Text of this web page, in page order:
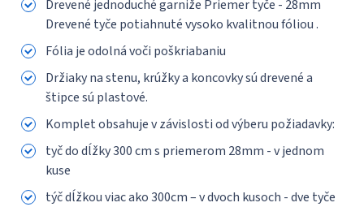
Drevené jednoduché garniže Priemer tyče - 28mm
Drevené tyče potiahnuté vysoko kvalitnou fóliou .
Fólia je odolná voči poškriabaniu
Držiaky na stenu, krúžky a koncovky sú drevené a
štipce sú plastové.
Komplet obsahuje v závislosti od výberu požiadavky:
tyč do dĺžky 300 сm s priemerom 28mm - v jednom
kuse
týč dĺžkou viac ako 300cm – v dvoch kusoch - dve tyče